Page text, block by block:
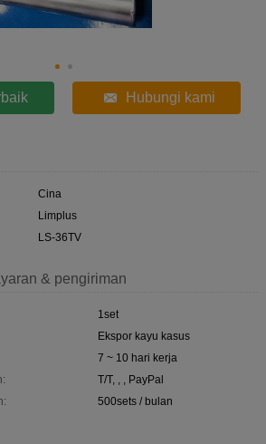
Hubungi kami
Cina
Limplus
LS-36TV
& pengiriman
1set
Ekspor kayu kasus
7 ~ 10 hari kerja
T/T, , , PayPal
500sets / bulan